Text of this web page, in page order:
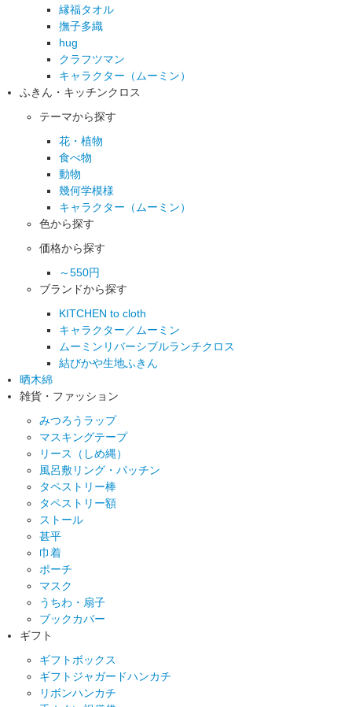
縁福タオル
撫子多織
hug
クラフツマン
キャラクター（ムーミン）
ふきん・キッチンクロス
テーマから探す
花・植物
食べ物
動物
幾何学模様
キャラクター（ムーミン）
色から探す
価格から探す
～550円
ブランドから探す
KITCHEN to cloth
キャラクター／ムーミン
ムーミンリバーシブルランチクロス
結びかや生地ふきん
晒木綿
雑貨・ファッション
みつろうラップ
マスキングテープ
リース（しめ縄）
風呂敷リング・パッチン
タペストリー棒
タペストリー額
ストール
甚平
巾着
ポーチ
マスク
うちわ・扇子
ブックカバー
ギフト
ギフトボックス
ギフトジャガードハンカチ
リボンハンカチ